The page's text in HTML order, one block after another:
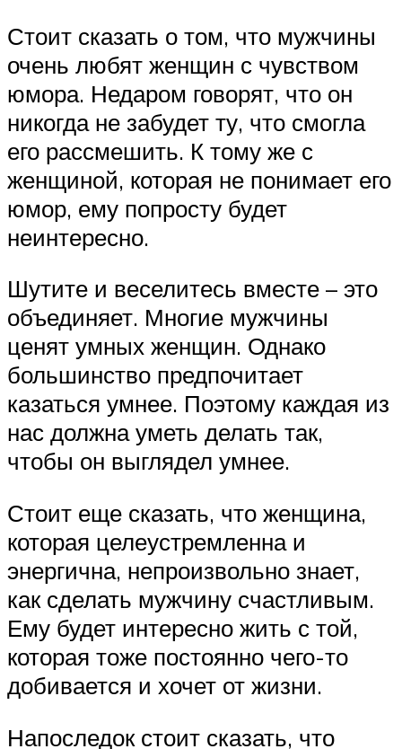
Стоит сказать о том, что мужчины
очень любят женщин с чувством
юмора. Недаром говорят, что он
никогда не забудет ту, что смогла
его рассмешить. К тому же с
женщиной, которая не понимает его
юмор, ему попросту будет
неинтересно.
Шутите и веселитесь вместе – это
объединяет. Многие мужчины
ценят умных женщин. Однако
большинство предпочитает
казаться умнее. Поэтому каждая из
нас должна уметь делать так,
чтобы он выглядел умнее.
Стоит еще сказать, что женщина,
которая целеустремленна и
энергична, непроизвольно знает,
как сделать мужчину счастливым.
Ему будет интересно жить с той,
которая тоже постоянно чего-то
добивается и хочет от жизни.
Напоследок стоит сказать, что